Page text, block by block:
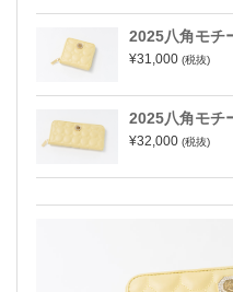
2025八角モチ
¥31,000 (税抜)
2025八角モチ
¥32,000 (税抜)